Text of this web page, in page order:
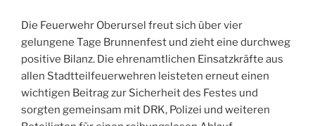
Die Feuerwehr Oberursel freut sich über vier
gelungene Tage Brunnenfest und zieht eine durchweg
positive Bilanz. Die ehrenamtlichen Einsatzkräfte aus
allen Stadtteilfeuerwehren leisteten erneut einen
wichtigen Beitrag zur Sicherheit des Festes und
sorgten gemeinsam mit DRK, Polizei und weiteren